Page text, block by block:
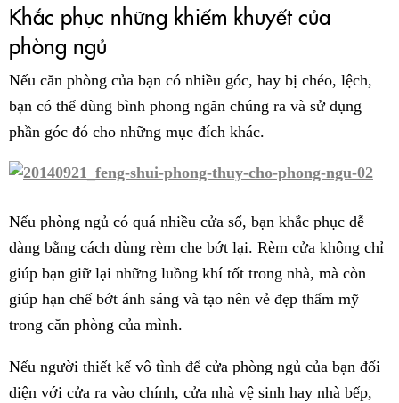
Khắc phục những khiếm khuyết của
phòng ngủ
Nếu căn phòng của bạn có nhiều góc, hay bị chéo, lệch,
bạn có thể dùng bình phong ngăn chúng ra và sử dụng
phần góc đó cho những mục đích khác.
Nếu phòng ngủ có quá nhiều cửa sổ, bạn khắc phục dễ
dàng bằng cách dùng rèm che bớt lại. Rèm cửa không chỉ
giúp bạn giữ lại những luồng khí tốt trong nhà, mà còn
giúp hạn chế bớt ánh sáng và tạo nên vẻ đẹp thẩm mỹ
trong căn phòng của mình.
Nếu người thiết kế vô tình để cửa phòng ngủ của bạn đối
diện với cửa ra vào chính, cửa nhà vệ sinh hay nhà bếp,